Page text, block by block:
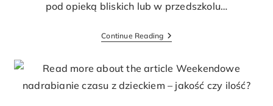
pod opieką bliskich lub w przedszkolu…
Continue Reading